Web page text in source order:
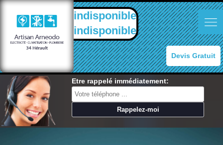
indisponible
indisponible
Devis Gratuit
Etre rappelé immédiatement: